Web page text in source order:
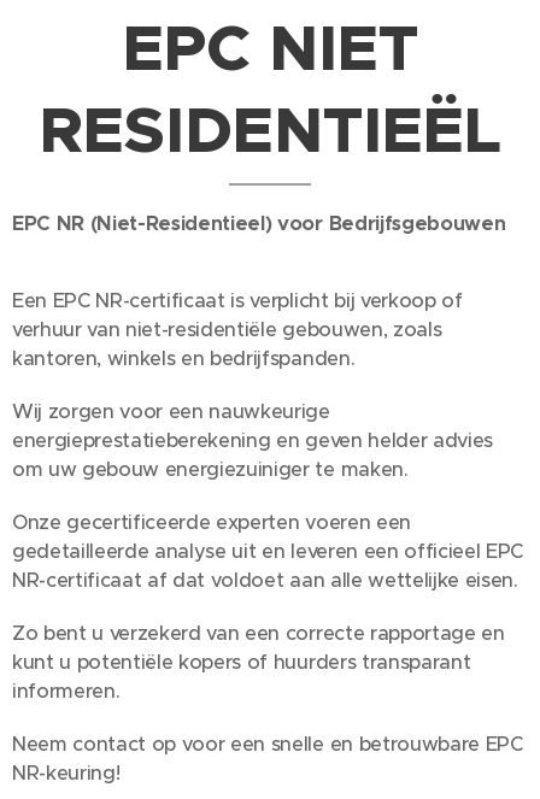
EPC NIET
RESIDENTIEËL
EPC NR (Niet-Residentieel) voor Bedrijfsgebouwen
Een EPC NR-certificaat is verplicht bij verkoop of
verhuur van niet-residentiële gebouwen, zoals
kantoren, winkels en bedrijfspanden.
Wij zorgen voor een nauwkeurige
energieprestatieberekening en geven helder advies
om uw gebouw energiezuiniger te maken.
Onze gecertificeerde experten voeren een
gedetailleerde analyse uit en leveren een officieel EPC
NR-certificaat af dat voldoet aan alle wettelijke eisen.
Zo bent u verzekerd van een correcte rapportage en
kunt u potentiële kopers of huurders transparant
informeren.
Neem contact op voor een snelle en betrouwbare EPC
NR-keuring!